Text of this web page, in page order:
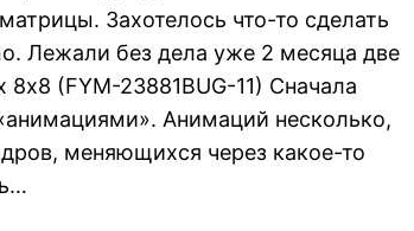
Захотелось что-то сделать
Лежали без дела уже 2 месяца две
(FYM-23881BUG-11) Сначала
Анимаций несколько,
меняющихся через какое-то